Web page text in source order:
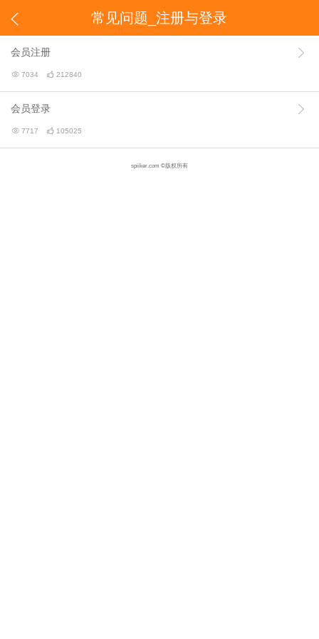
 常见问题_注册与登录
会员注册
 7034  212840

会员登录
 7717  105025

spiiker.com ©版权所有